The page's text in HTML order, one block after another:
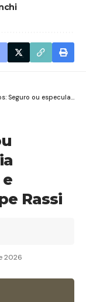
Um guia honesto sobre riscos e estratégias, com Felipe Rassi
Rassi
2026